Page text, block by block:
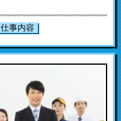
仕事内容